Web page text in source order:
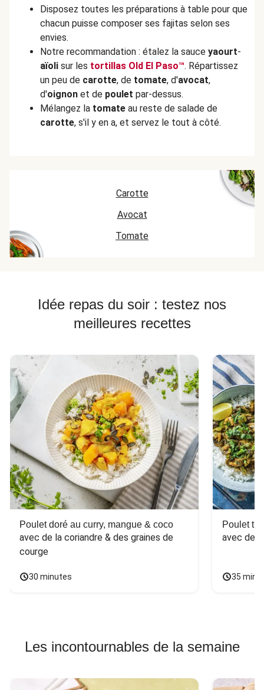
Disposez toutes les préparations à table pour que
chacun puisse composer ses fajitas selon ses
envies.
Notre recommandation : étalez la sauce yaourt-
aïoli sur les tortillas Old El Paso™. Répartissez
un peu de carotte, de tomate, d'avocat,
d'oignon et de poulet par-dessus.
Mélangez la tomate au reste de salade de
carotte, s'il y en a, et servez le tout à côté.
Carotte
Avocat
Tomate
Idée repas du soir : testez nos
meilleures recettes
Poulet doré au curry, mangue & coco
avec de la coriandre & des graines de
courge
30 minutes
Poulet
avec des
35
Les incontournables de la semaine